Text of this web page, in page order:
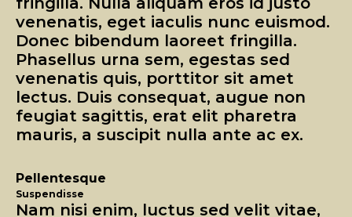
venenatis, eget iaculis nunc euismod.
Donec bibendum laoreet fringilla.
Phasellus urna sem, egestas sed
venenatis quis, porttitor sit amet
lectus. Duis consequat, augue non
feugiat sagittis, erat elit pharetra
mauris, a suscipit nulla ante ac ex.
Pellentesque
Suspendisse
Nam nisi enim, luctus sed velit vitae,